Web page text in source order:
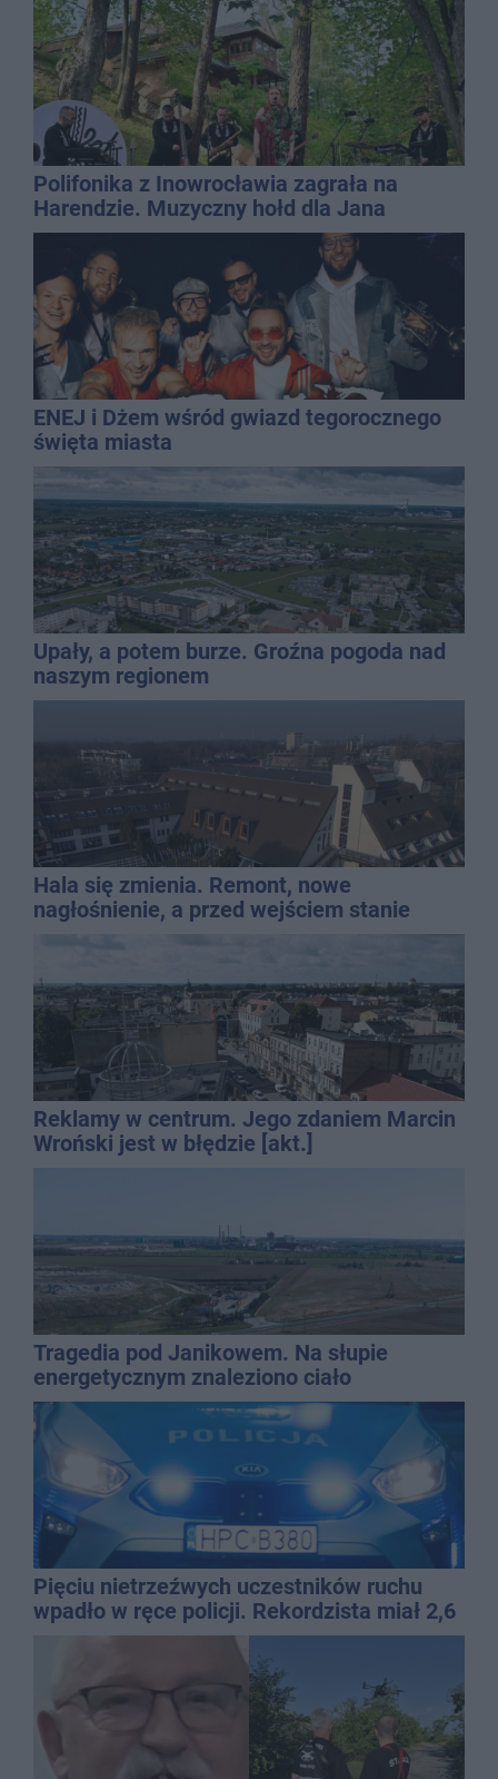
Polifonika z Inowrocławia zagrała na
Harendzie. Muzyczny hołd dla Jana
Kasprowicza
ENEJ i Dżem wśród gwiazd tegorocznego
święta miasta
Upały, a potem burze. Groźna pogoda nad
naszym regionem
Hala się zmienia. Remont, nowe
nagłośnienie, a przed wejściem stanie
Reklamy w centrum. Jego zdaniem Marcin
Wroński jest w błędzie [akt.]
Tragedia pod Janikowem. Na słupie
energetycznym znaleziono ciało
mężczyzny
Pięciu nietrzeźwych uczestników ruchu
wpadło w ręce policji. Rekordzista miał 2,6